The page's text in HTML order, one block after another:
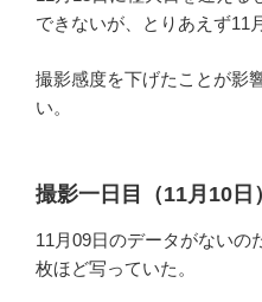
できないが、とりあえず11
撮影感度を下げたことが影
い。
撮影一日目（11月10日）
11月09日のデータがないの
枚ほど写っていた。